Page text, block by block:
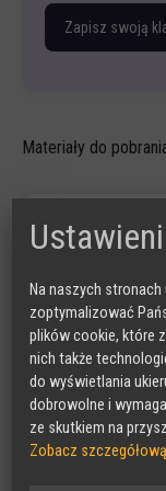
Zapisz swoją
Social
Materiały do
Na naszych
zoptymalizować
plików cookie, które
nich także
do wyświetlania
dobrowolne i
ze skutkiem na
Zobacz